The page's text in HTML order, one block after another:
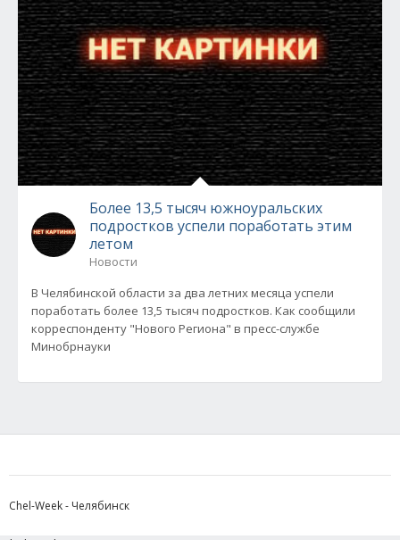
Более 13,5 тысяч южноуральских
подростков успели поработать этим
летом
Новости
В Челябинской области за два летних месяца успели
поработать более 13,5 тысяч подростков. Как сообщили
корреспонденту "Нового Региона" в пресс-службе
Минобрнауки
Chel-Week - Челябинск